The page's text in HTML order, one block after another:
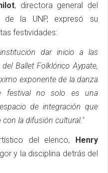
, directora general del
de la UNP, expresó su
festividades:
dar inicio a las
Ballet Folklórico Aypate,
exponente de la danza
festival no solo es una
de integración que
la difusión cultural."
del elenco,
Henry
y la disciplina detrás del